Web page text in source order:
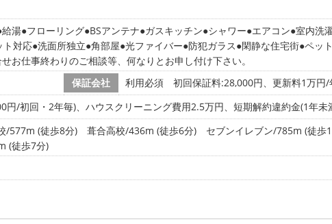
給湯 フローリング BSアンテナ ガスキッチン シャワー エアコン 室内洗
ト対応 洗面所独立 角部屋 光ファイバー 防犯ガラス 閑静な住宅街 ペッ
お仕事終わりのご相談等、何なりとお申し付け下さい。
保証会社
利用必須 初回保証料:28,000円、更新料1万円/
/初回・2年毎)、ハウスクリーニング費用2.5万円、短期解約違約金(1年未
/577m (徒歩8分) 葺合高校/436m (徒歩6分) セブンイレブン/785m (徒歩
(徒歩7分)